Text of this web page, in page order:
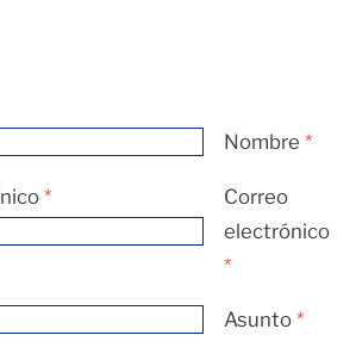
Nombre *
*
Correo
electrónico
*
Asunto *